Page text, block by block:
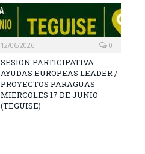
12/06/2026 0
SESION PARTICIPATIVA
AYUDAS EUROPEAS LEADER /
PROYECTOS PARAGUAS-
MIERCOLES 17 DE JUNIO
(TEGUISE)